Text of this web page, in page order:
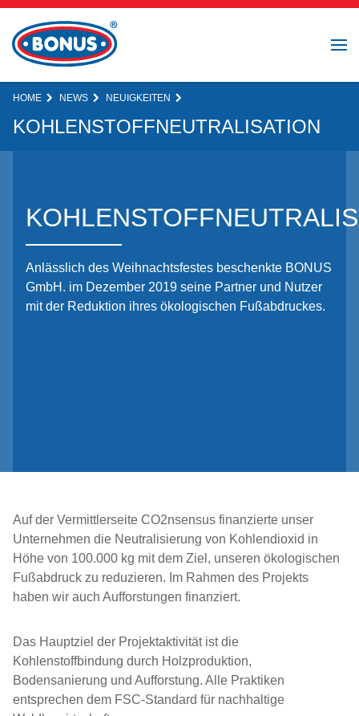
HOME NEWS NEUIGKEITEN
KOHLENSTOFFNEUTRALISATION
Anlässlich des Weihnachtsfestes beschenkte BONUS
GmbH. im Dezember 2019 seine Partner und Nutzer
mit der Reduktion ihres ökologischen Fußabdruckes.
Auf der Vermittlerseite CO2nsensus finanzierte unser
Unternehmen die Neutralisierung von Kohlendioxid in
Höhe von 100.000 kg mit dem Ziel, unseren ökologischen
Fußabdruck zu reduzieren. Im Rahmen des Projekts
haben wir auch Aufforstungen finanziert.
Das Hauptziel der Projektaktivität ist die
Kohlenstoffbindung durch Holzproduktion,
Bodensanierung und Aufforstung. Alle Praktiken
entsprechen dem FSC-Standard für nachhaltige